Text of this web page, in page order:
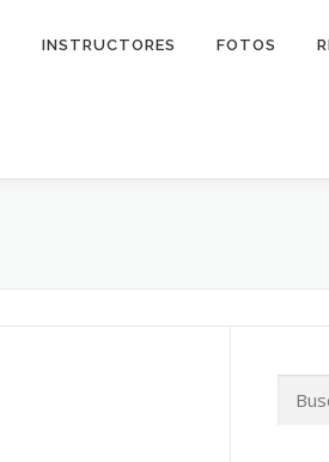
INSTRUCTORES FOTOS